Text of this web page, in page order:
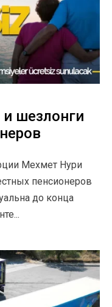
шезлонги
Мехмет Нури
пенсионеров
до конца